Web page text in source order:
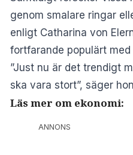
genom smalare ringar
enligt Catharina von
fortfarande populärt
”Just nu är det trendigt
ska vara stort”, säger
Läs mer om ekonomi:
ANNONS